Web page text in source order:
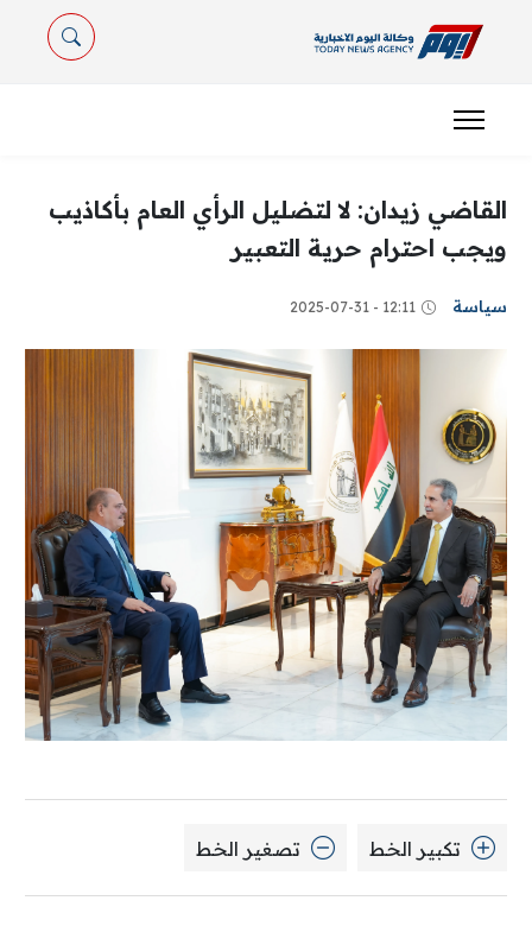
القاضي زيدان: لا لتضليل الرأي العام بأكاذيب
ويجب احترام حرية التعبير
سياسة 12:11 - 2025-07-31
تكبير الخط تصغير الخط